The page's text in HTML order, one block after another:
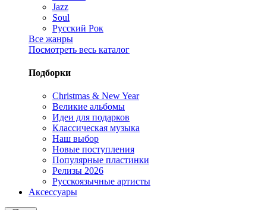
Jazz
Soul
Русский Рок
Все жанры
Посмотреть весь каталог
Подборки
Christmas & New Year
Великие альбомы
Идеи для подарков
Классическая музыка
Наш выбор
Новые поступления
Популярные пластинки
Релизы 2026
Русскоязычные артисты
Аксессуары